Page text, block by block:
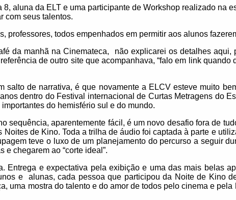
8, aluna da ELT e uma participante de Workshop realizado na
com seus talentos.
professores, todos empenhados em permitir aos alunos
da manhã na Cinemateca, não explicarei os detalhes aqui,
de outro site que acompanhava, “falo em link
salto de narrativa, é que novamente a ELCV esteve muito
dentro do Festival internacional de Curtas Metragens do
do hemisfério sul e do mundo.
sequência, aparentemente fácil, é um novo desafio fora de
Noites de Kino. Toda a trilha de áudio foi captada à parte e
teve o luxo de um planejamento do percurso a seguir
e chegarem ao “corte ideal”.
Entrega e expectativa pela exibição e uma das mais belas
e alunas, cada pessoa que participou da Noite de Kino
uma mostra do talento e do amor de todos pelo cinema e